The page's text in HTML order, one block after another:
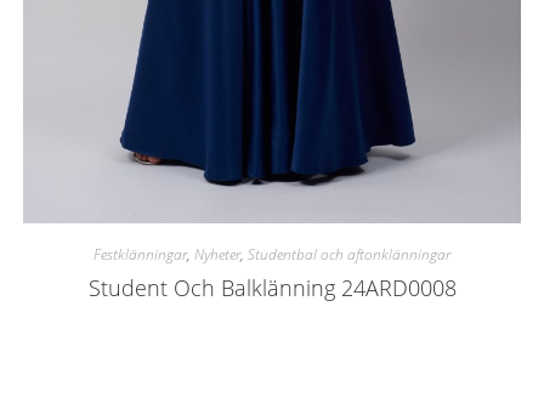
Festklänningar, Nyheter, Studentbal och aftonklänningar
Student Och Balklänning 24ARD0008